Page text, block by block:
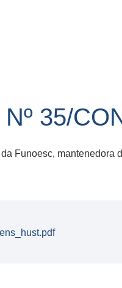
35/
Funoesc, mantenedora